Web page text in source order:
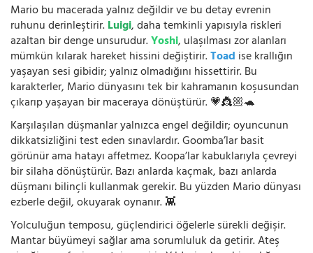
Mario bu macerada yalnız değildir ve bu detay evrenin
ruhunu derinleştirir.Luigi, daha temkinli yapısıyla riskleri
azaltan bir denge unsurudur.Yoshi, ulaşılması zor alanları
mümkün kılarak hareket hissini değiştirir.Toad ise krallığın
yaşayan sesi gibidir; yalnız olmadığını hissettirir. Bu
karakterler, Mario dünyasını tek bir kahramanın koşusundan
çıkarıp yaşayan bir maceraya dönüştürür. 💗👸🏼🐢
Karşılaşılan düşmanlar yalnızca engel değildir; oyuncunun
dikkatsizliğini test eden sınavlardır. Goomba’lar basit
görünür ama hatayı affetmez. Koopa’lar kabuklarıyla çevreyi
bir silaha dönüştürür. Bazı anlarda kaçmak, bazı anlarda
düşmanı bilinçli kullanmak gerekir. Bu yüzden Mario dünyası
ezberle değil, okuyarak oynanır. 👾
Yolculuğun temposu, güçlendirici öğelerle sürekli değişir.
Mantar büyümeyi sağlar ama sorumluluk da getirir. Ateş